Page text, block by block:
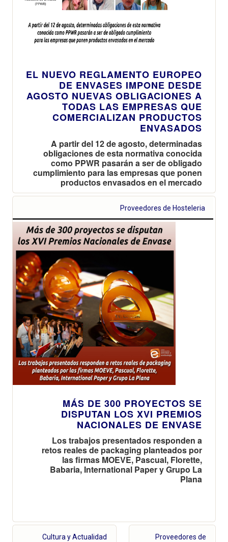
EL NUEVO REGLAMENTO EUROPEO
DE ENVASES IMPONE DESDE
AGOSTO NUEVAS OBLIGACIONES A
TODAS LAS EMPRESAS QUE
COMERCIALIZAN PRODUCTOS
ENVASADOS
A partir del 12 de agosto, determinadas
obligaciones de esta normativa conocida
como PPWR pasarán a ser de obligado
cumplimiento para las empresas que ponen
productos envasados en el mercado
Proveedores de Hosteleria
MÁS DE 300 PROYECTOS SE
DISPUTAN LOS XVI PREMIOS
NACIONALES DE ENVASE
Los trabajos presentados responden a
retos reales de packaging planteados por
las firmas MOEVE, Pascual, Florette,
Babaria, International Paper y Grupo La
Plana
Cultura y Actualidad
Proveedores de